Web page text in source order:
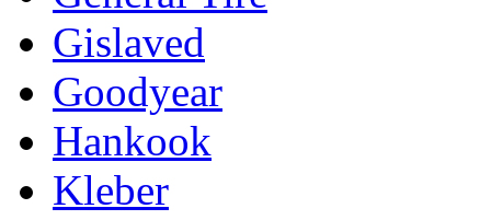
Gislaved
Goodyear
Hankook
Kleber